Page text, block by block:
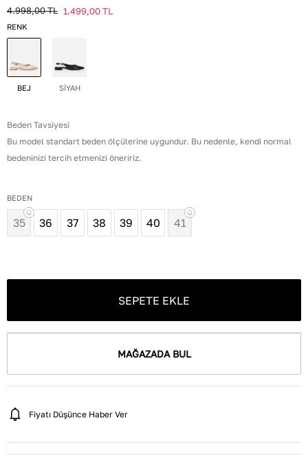
4.998,00TL 1.499,00TL
RENK
BEJ SİYAH
Beden Tavsiyesi
Bu model standart beden ölçülerine uygundur. Bu nedenle, kendi normal
bedeninizi tercih etmenizi öneririz.
BEDEN
35 36 37 38 39 40 41
SEPETE EKLE
MAĞAZADA BUL
Fiyatı Düşünce Haber Ver